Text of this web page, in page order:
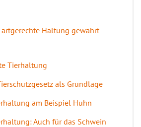
artgerechte Haltung gewährt
Tierhaltung
als Grundlage
am Beispiel Huhn
Auch für das Schwein